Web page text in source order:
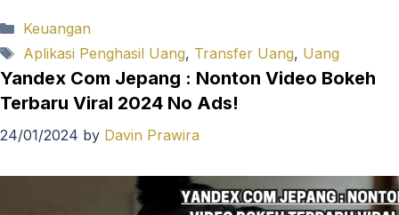
Categories
Keuangan
Tags
Aplikasi Penghasil Uang, Transfer Uang, Uang
Yandex Com Jepang : Nonton Video Bokeh
Terbaru Viral 2024 No Ads!
24/01/2024 by Davin Prawira